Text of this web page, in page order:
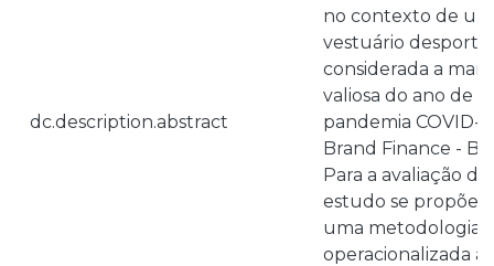
dc.description.abstract
no contexto de
vestuário
considerada a
valiosa do ano de
pandemia COVID-
Brand Finance -
Para a avaliação
estudo se propõe
uma metodologia
operacionalizada